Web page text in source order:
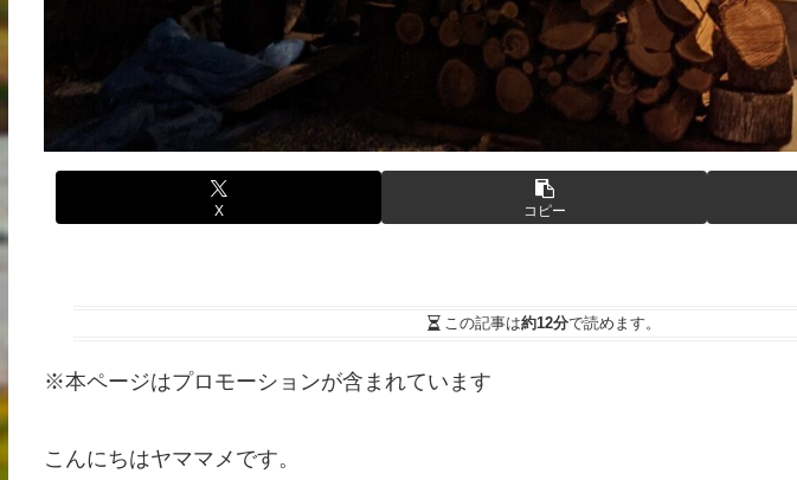
X コピー
この記事は約12分で読めます。
※本ページはプロモーションが含まれています
こんにちはヤママメです。